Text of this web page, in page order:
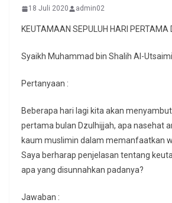
18 Juli 2020 admin02
KEUTAMAAN SEPULUH HARI PERTAMA
Syaikh Muhammad bin Shalih Al-
Pertanyaan :
Beberapa hari lagi kita akan
pertama bulan Dzulhijjah, apa nasehat
kaum muslimin dalam memanfaatkan
Saya berharap penjelasan tentang
apa yang disunnahkan padanya?
Jawaban :